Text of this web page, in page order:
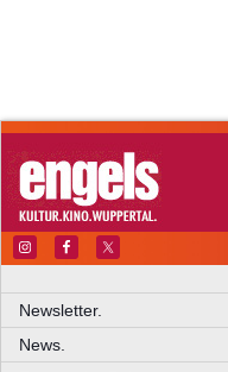
Newsletter.
News.